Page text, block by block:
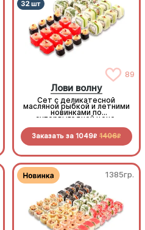
89
Лови волну
Сет с деликатесной
масляной рыбкой и летними
новинками по
супервыгодной цене.
Заказать за 1049R 1406R
1385гр.